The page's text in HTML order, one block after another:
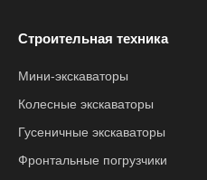
Строительная техника
Мини-экскаваторы
Колесные экскаваторы
Гусеничные экскаваторы
Фронтальные погрузчики